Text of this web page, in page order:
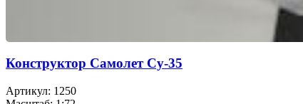
Конструктор Самолет Су-35
Артикул: 1250